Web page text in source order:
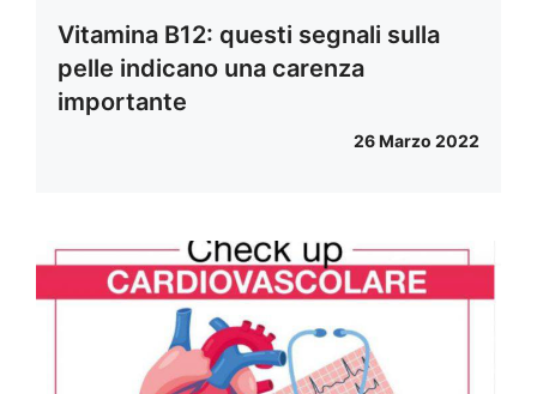
Vitamina B12: questi segnali sulla
pelle indicano una carenza
importante
26 Marzo 2022